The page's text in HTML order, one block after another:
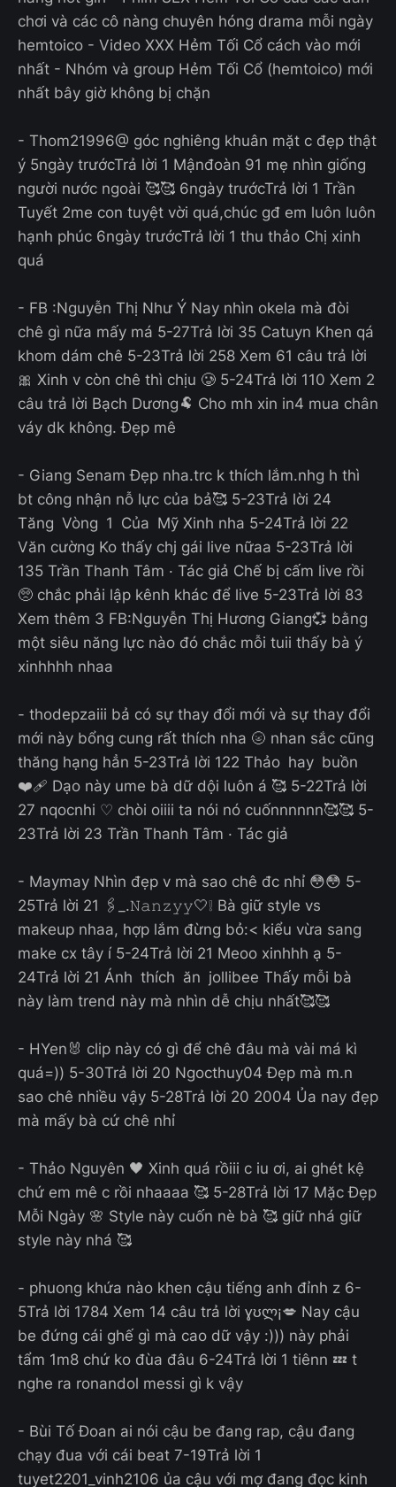
chơi và các cô nàng chuyên hóng drama mỗi ngày
hemtoico - Video XXX Hẻm Tối Cổ cách vào mới
nhất - Nhóm và group Hẻm Tối Cổ (hemtoico) mới
nhất bây giờ không bị chặn
- Thom21996@ góc nghiêng khuân mặt c đẹp thật
ý 5ngày trướcTrả lời 1 Mậnđoàn 91 mẹ nhìn giống
người nước ngoài 🥰🥰 6ngày trướcTrả lời 1 Trần
Tuyết 2me con tuyệt vời quá,chúc gđ em luôn luôn
hạnh phúc 6ngày trướcTrả lời 1 thu thảo Chị xinh
quá
- FB :Nguyễn Thị Như Ý Nay nhìn okela mà đòi
chê gì nữa mấy má 5-27Trả lời 35 Catuyn Khen qá
khom dám chê 5-23Trả lời 258 Xem 61 câu trả lời
🎀 Xinh v còn chê thì chịu 🥲 5-24Trả lời 110 Xem 2
câu trả lời Bạch Dương🐏 Cho mh xin in4 mua chân
váy dk không. Đẹp mê
- Giang Senam Đẹp nha.trc k thích lắm.nhg h thì
bt công nhận nỗ lực của bả🥰 5-23Trả lời 24
Tăng Vòng 1 Của Mỹ Xinh nha 5-24Trả lời 22
Văn cường Ko thấy chj gái live nữaa 5-23Trả lời
135 Trần Thanh Tâm · Tác giả Chế bị cấm live rồi
🥺 chắc phải lập kênh khác để live 5-23Trả lời 83
Xem thêm 3 FB:Nguyễn Thị Hương Giang💞 bằng
một siêu năng lực nào đó chắc mỗi tuii thấy bà ý
xinhhhh nhaa
- thodepzaiii bả có sự thay đổi mới và sự thay đổi
mới này bổng cung rất thích nha 🌝 nhan sắc cũng
thăng hạng hẳn 5-23Trả lời 122 Thảo hay buồn
❤️‍🩹 Dạo này ume bà dữ dội luôn á 🥰 5-22Trả lời
27 nqocnhi ♡ chòi oiiii ta nói nó cuốnnnnnn🥰🥰 5-
23Trả lời 23 Trần Thanh Tâm · Tác giả
- Maymay Nhìn đẹp v mà sao chê đc nhỉ 😳😳 5-
25Trả lời 21 🖇️_.𝙽𝚊𝚗𝚣𝚢𝚢🤍❕ Bà giữ style vs
makeup nhaa, hợp lắm đừng bỏ:< kiểu vừa sang
make cx tây í 5-24Trả lời 21 Meoo xinhhh ạ 5-
24Trả lời 21 Ánh thích ăn jollibee Thấy mỗi bà
này làm trend này mà nhìn dễ chịu nhất🥰🥰
- HYen🐰 clip này có gì để chê đâu mà vài má kì
quá=)) 5-30Trả lời 20 Ngocthuy04 Đẹp mà m.n
sao chê nhiều vậy 5-28Trả lời 20 2004 Ủa nay đẹp
mà mấy bà cứ chê nhỉ
- Thảo Nguyên 🖤 Xinh quá rồiii c iu ơi, ai ghét kệ
chứ em mê c rồi nhaaaa 🥰 5-28Trả lời 17 Mặc Đẹp
Mỗi Ngày 🌸 Style này cuốn nè bà 🥰 giữ nhá giữ
style này nhá 🥰
- phuong khứa nào khen cậu tiếng anh đỉnh z 6-
5Trả lời 1784 Xem 14 câu trả lời ɣʊლ¡💋 Nay cậu
be đứng cái ghế gì mà cao dữ vậy :))) này phải
tẩm 1m8 chứ ko đùa đâu 6-24Trả lời 1 tiênn 💤 t
nghe ra ronandol messi gì k vậy
- Bùi Tố Đoan ai nói cậu be đang rap, cậu đang
chạy đua với cái beat 7-19Trả lời 1
tuyet2201_vinh2106 ủa cậu với mợ đang đọc kinh